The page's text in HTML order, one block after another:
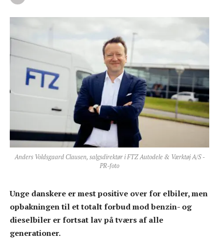
Anders Voldsgaard Clausen, salgsdirektør i FTZ Autodele & Værktøj A/S -
PR-foto
Unge danskere er mest positive over for elbiler, men
opbakningen til et totalt forbud mod benzin- og
dieselbiler er fortsat lav på tværs af alle
generationer.